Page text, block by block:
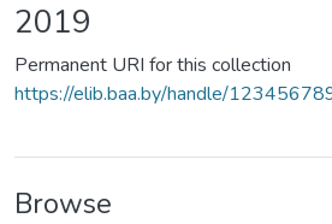
2019
Permanent URI for this collection
https://elib.baa.by/handle/
Browse